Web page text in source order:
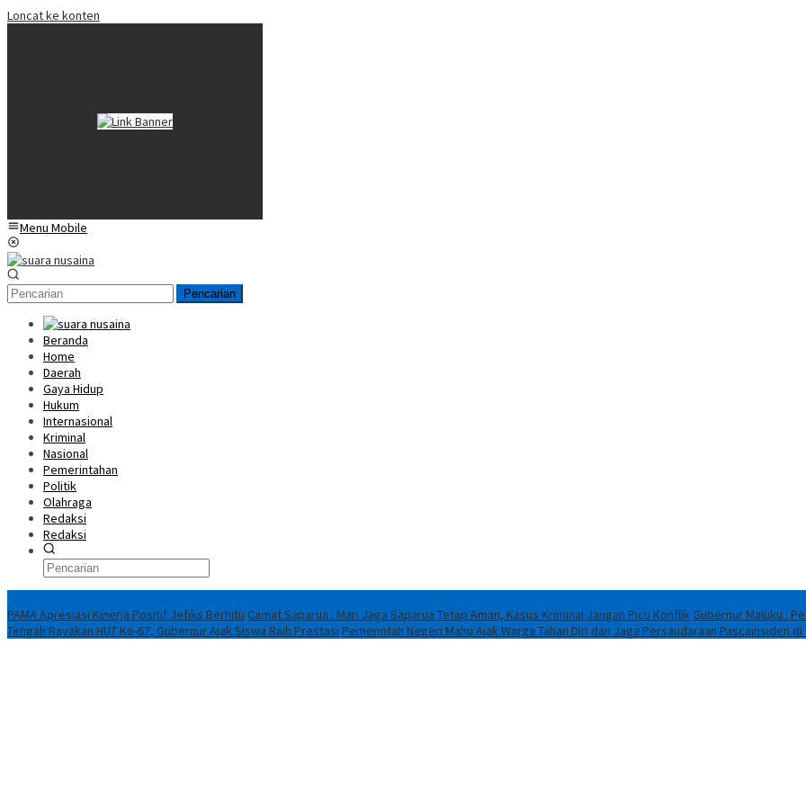
Loncat ke konten
Menu Mobile
Pencarian
Beranda
Home
Daerah
Gaya Hidup
Hukum
Internasional
Kriminal
Nasional
Pemerintahan
Politik
Olahraga
Redaksi
Redaksi
PAMA Apresiasi Kinerja Positif Jefiks Berhitu Camat Saparua : Mari Jaga Saparua Tetap Aman, Kasus Kriminal Jangan Picu KonflikGubernur Maluku :
Tengah Rayakan HUT Ke-67, Gubernur Ajak Siswa Raih Prestasi Pemerintah Negeri Mahu Ajak Warga Tahan Diri dan Jaga Persaudaraan Pascainsiden di